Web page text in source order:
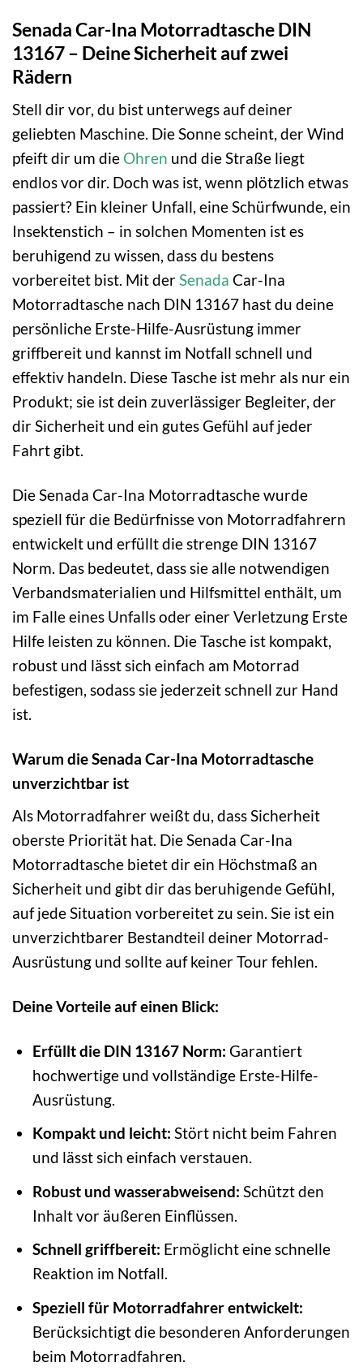
Senada Car-Ina Motorradtasche DIN
13167 – Deine Sicherheit auf zwei
Rädern
Stell dir vor, du bist unterwegs auf deiner
geliebten Maschine. Die Sonne scheint, der Wind
pfeift dir um die Ohren und die Straße liegt
endlos vor dir. Doch was ist, wenn plötzlich etwas
passiert? Ein kleiner Unfall, eine Schürfwunde, ein
Insektenstich – in solchen Momenten ist es
beruhigend zu wissen, dass du bestens
vorbereitet bist. Mit derSenada Car-Ina
Motorradtasche nach DIN 13167 hast du deine
persönliche Erste-Hilfe-Ausrüstung immer
griffbereit und kannst im Notfall schnell und
effektiv handeln. Diese Tasche ist mehr als nur ein
Produkt; sie ist dein zuverlässiger Begleiter, der
dir Sicherheit und ein gutes Gefühl auf jeder
Fahrt gibt.
Die Senada Car-Ina Motorradtasche wurde
speziell für die Bedürfnisse von Motorradfahrern
entwickelt und erfüllt die strenge DIN 13167
Norm. Das bedeutet, dass sie alle notwendigen
Verbandsmaterialien und Hilfsmittel enthält, um
im Falle eines Unfalls oder einer Verletzung Erste
Hilfe leisten zu können. Die Tasche ist kompakt,
robust und lässt sich einfach am Motorrad
befestigen, sodass sie jederzeit schnell zur Hand
ist.
Warum die Senada Car-Ina Motorradtasche
unverzichtbar ist
Als Motorradfahrer weißt du, dass Sicherheit
oberste Priorität hat. Die Senada Car-Ina
Motorradtasche bietet dir ein Höchstmaß an
Sicherheit und gibt dir das beruhigende Gefühl,
auf jede Situation vorbereitet zu sein. Sie ist ein
unverzichtbarer Bestandteil deiner Motorrad-
Ausrüstung und sollte auf keiner Tour fehlen.
Deine Vorteile auf einen Blick:
Erfüllt die DIN 13167 Norm: Garantiert
hochwertige und vollständige Erste-Hilfe-
Ausrüstung.
Kompakt und leicht: Stört nicht beim Fahren
und lässt sich einfach verstauen.
Robust und wasserabweisend: Schützt den
Inhalt vor äußeren Einflüssen.
Schnell griffbereit: Ermöglicht eine schnelle
Reaktion im Notfall.
Speziell für Motorradfahrer entwickelt:
Berücksichtigt die besonderen Anforderungen
beim Motorradfahren.